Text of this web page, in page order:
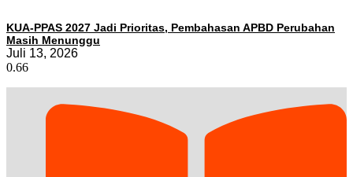
KUA-PPAS 2027 Jadi Prioritas, Pembahasan APBD Perubahan
Masih Menunggu
Juli 13, 2026